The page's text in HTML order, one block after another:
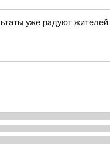
уже радуют жителей